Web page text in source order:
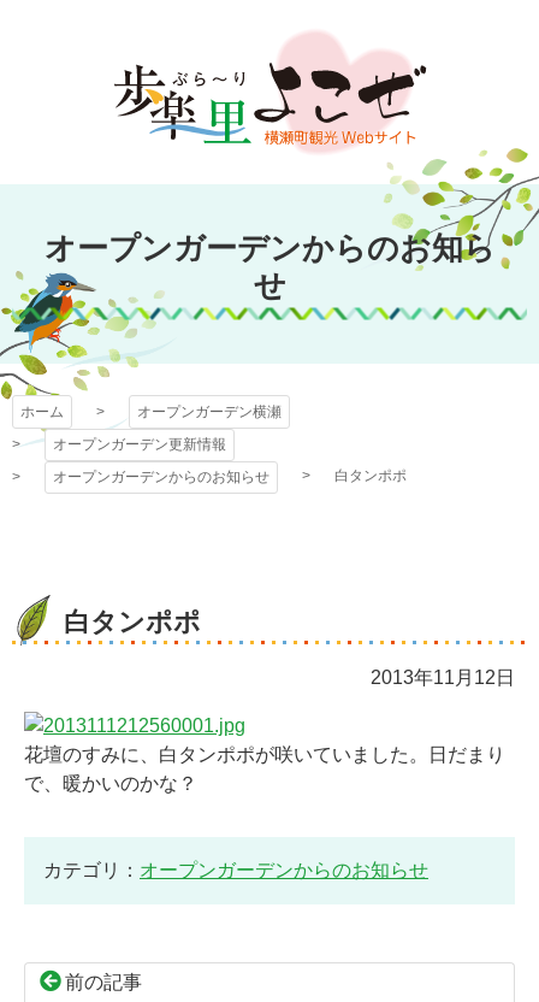
文
キ
プ
オープンガーデン
横瀬
オープンガーデンからのお知ら
せ
ホーム
オープンガーデン横瀬
オープンガーデン更新情報
オープンガーデンからのお知らせ
白タンポポ
白タンポポ
2013年11月12日
花壇のすみに、白タンポポが咲いていました。日だまり
で、暖かいのかな？
カテゴリ： オープンガーデンからのお知らせ
前の記事